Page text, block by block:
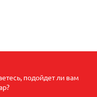
подойдет ли вам